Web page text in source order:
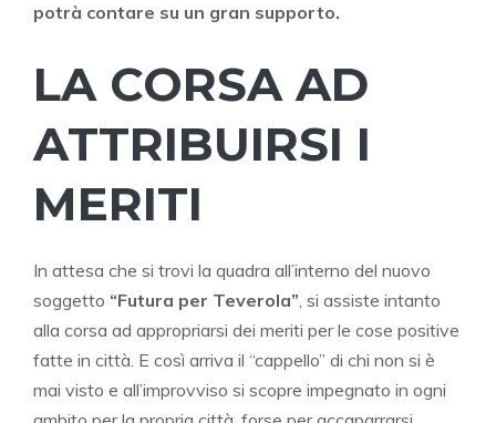
potrà contare su un gran supporto.
LA CORSA AD
ATTRIBUIRSI I
MERITI
In attesa che si trovi la quadra all’interno del nuovo
soggetto “Futura per Teverola”, si assiste intanto
alla corsa ad appropriarsi dei meriti per le cose positive
fatte in città. E così arriva il “cappello” di chi non si è
mai visto e all’improvviso si scopre impegnato in ogni